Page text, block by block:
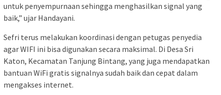
untuk penyempurnaan sehingga menghasilkan signal yang
baik,” ujar Handayani.
Sefri terus melakukan koordinasi dengan petugas penyedia
agar WIFI ini bisa digunakan secara maksimal. Di Desa Sri
Katon, Kecamatan Tanjung Bintang, yang juga mendapatkan
bantuan WiFi gratis signalnya sudah baik dan cepat dalam
mengakses internet.